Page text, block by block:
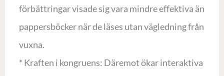
förbättringar visade sig vara mindre effektiva än
pappersböcker när de läses utan vägledning från
vuxna.
* Kraften i kongruens: Däremot ökar interaktiva